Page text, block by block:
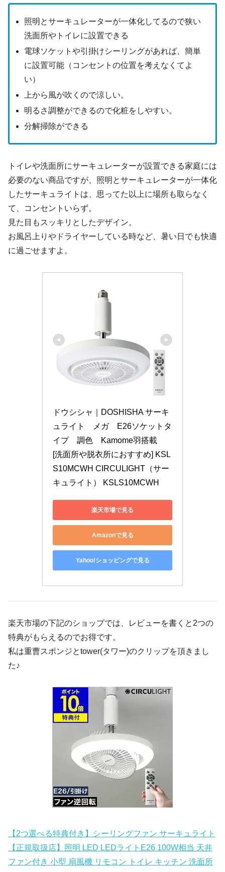
照明とサーキュレーターが一体化してるので狭い
洗面所やトイレに設置できる
電球ソケットや引掛けシーリングがあれば、簡単
に設置可能（コンセントの位置を考えなくてよ
い）
上から風が吹くので涼しい。
明るさ調整ができるので化粧をしやすい。
分解掃除ができる
トイレや洗面所にサーキュレーターが設置できる家庭には
必要のない商品ですが、照明とサーキュレーターが一体化
したサーキュライトは、思ってた以上に場所も取らなく
て、コンセントいらず。
見た目もスッキリとしたデザイン。
お風呂上りやドライヤーしている時など、暑い日でも快適
に過ごせますよ。
ドウシシャ｜DOSHISHA サーキ
ュライト　メガ　E26ソケットタ
イプ　調色　Kamome羽搭載
[洗面所や脱衣所におすすめ] KSL
S10MCWH CIRCULIGHT（サー
キュライト） KSLS10MCWH
楽天市場で見る
Amazonで見る
Yahoo!ショッピングで見る
楽天市場の下記のショップでは、レビューを書くと2つの
特典がもらえるのでお得です。
私は重曹スポンジとtower(タワー)のクリップを頂きまし
た♪
【2つ選べる特典付き】シーリングファン サーキュライト
【正規取扱店】照明 LED LEDライトE26 100W相当 天井
ファン付き 小型 扇風機 リモコン トイレ キッチン 洗面所